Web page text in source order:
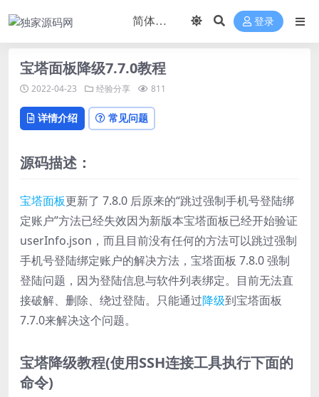
登录
宝塔面板降级7.7.0教程
2022-04-23 经验分享 811
详情介绍 常见问题
源码描述：
宝塔面板更新了 7.8.0 后原来的“跳过强制手机号登陆绑
定账户”方法已经失效因为新版本宝塔面板已经开始验证
userInfo.json，而且目前没有任何的方法可以跳过强制
手机号登陆绑定账户的解决方法，宝塔面板 7.8.0 强制
登陆问题，因为登陆信息与软件列表绑定。目前无法直
接破解、删除、绕过登陆。只能通过降级到宝塔面板
7.7.0来解决这个问题。
宝塔降级教程(使用SSH连接工具执行下面的
命令)